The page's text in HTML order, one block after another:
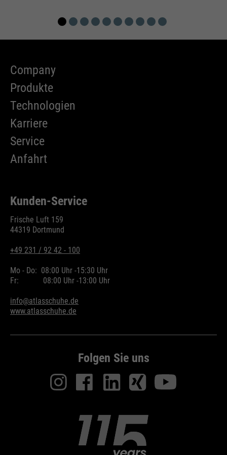
Company
Produkte
Technologien
Karriere
Service
Anfahrt
Kunden-Service
Frische Luft 159
44319 Dortmund
+49 231 / 92 42 - 100
Mo - Do: 08:00 Uhr -15:30 Uhr
Fr:
08:00 Uhr -13:00 Uhr
info@atlasschuhe.de
www.atlasschuhe.de
Folgen Sie uns